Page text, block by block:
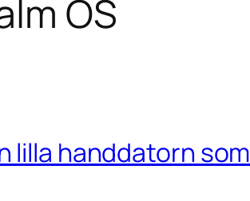
OS
lilla handdatorn